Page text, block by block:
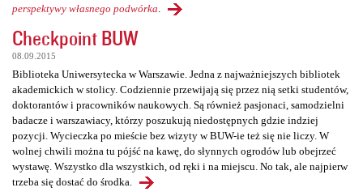
perspektywy własnego podwórka
Checkpoint BUW
08.09.2015
Biblioteka Uniwersytecka w Warszawie. Jedna z najważniejszych bibliotek
akademickich w stolicy. Codziennie przewijają się przez nią setki studentów,
doktorantów i pracowników naukowych. Są również pasjonaci, samodzielni
badacze i warszawiacy, którzy poszukują niedostępnych gdzie indziej
pozycji. Wycieczka po mieście bez wizyty w BUW-ie też się nie liczy. W
wolnej chwili można tu pójść na kawę, do słynnych ogrodów lub obejrzeć
wystawę. Wszystko dla wszystkich, od ręki i na miejscu. No tak, ale najpierw
trzeba się dostać do środka.